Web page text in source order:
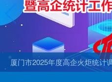
厦门市2025年度高企火炬统计